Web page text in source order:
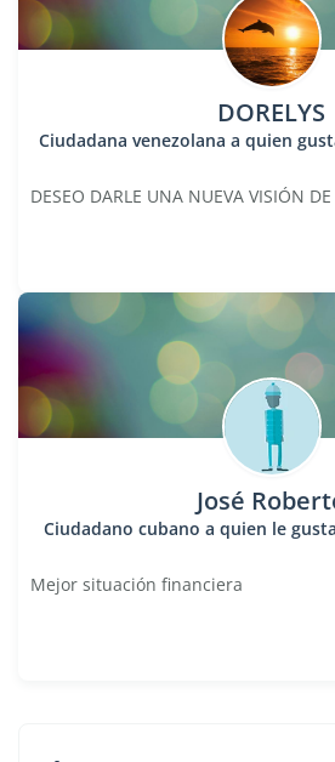
DORELYS
Ciudadana venezolana a quien
DESEO DARLE UNA NUEVA VISIÓN
José
Ciudadano cubano a quien le
Mejor situación financiera